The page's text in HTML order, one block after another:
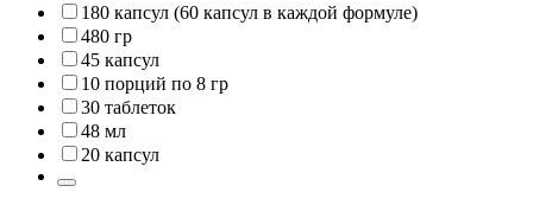
180 капсул (60 капсул в каждой формуле)
480 гр
45 капсул
10 порций по 8 гр
30 таблеток
48 мл
20 капсул